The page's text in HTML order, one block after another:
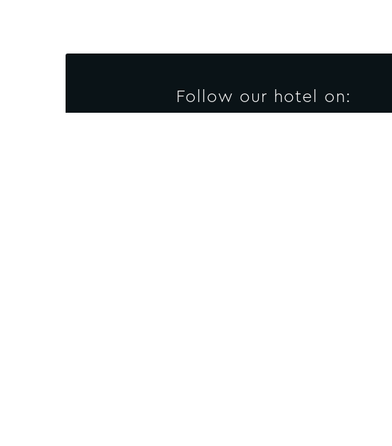
Follow our hotel on: